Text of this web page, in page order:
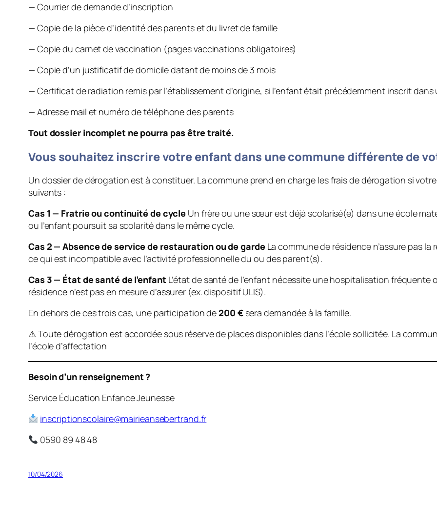
— Courrier de demande d’inscription
— Copie de la pièce d’identité des parents et du livret de famille
— Copie du carnet de vaccination (pages vaccinations obligatoires)
— Copie d’un justificatif de domicile datant de moins de 3 mois
— Certificat de radiation remis par l’établissement d’origine, si l’enfant était précédemment inscrit
— Adresse mail et numéro de téléphone des parents
Tout dossier incomplet ne pourra pas être traité.
Vous souhaitez inscrire votre enfant dans une commune différente de
Un dossier de dérogation est à constituer. La commune prend en charge les frais de dérogation si
suivants :
Cas 1 — Fratrie ou continuité de cycle Un frère ou une sœur est déjà scolarisé(e) dans une école
ou l’enfant poursuit sa scolarité dans le même cycle.
Cas 2 — Absence de service de restauration ou de gardeLa commune de résidence n’assure pas
ce qui est incompatible avec l’activité professionnelle du ou des parent(s).
Cas 3 — État de santé de l’enfant L’état de santé de l’enfant nécessite une hospitalisation fréquente
résidence n’est pas en mesure d’assurer (ex. dispositif ULIS).
En dehors de ces trois cas, une participation de 200 €sera demandée à la famille.
⚠ Toute dérogation est accordée sous réserve de places disponibles dans l’école sollicitée. La
l’école d’affectation
Besoin d’un renseignement ?
Service Éducation Enfance Jeunesse
inscriptionscolaire@mairieansebertrand.fr
0590 89 48 48
10/04/2026